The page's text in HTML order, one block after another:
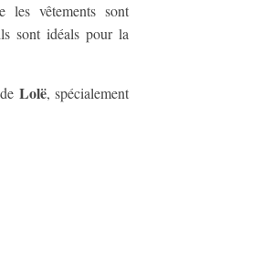
les vêtements sont
sont idéals pour la
Lolë, spécialement